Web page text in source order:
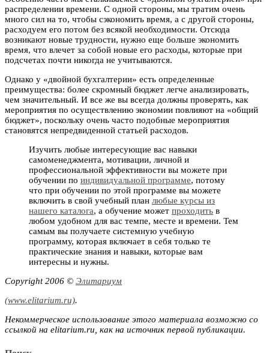
распределении времени. С одной стороны, мы тратим очень
много сил на то, чтобы сэкономить время, а с другой стороны,
расходуем его потом без всякой необходимости. Отсюда
возникают новые трудности, нужно еще больше экономить
время, что влечет за собой новые его расходы, которые при
подсчетах почти никогда не учитываются.
Однако у «двойной бухгалтерии» есть определенные
преимущества: более скромный бюджет легче анализировать,
чем значительный. И все же вы всегда должны проверять, как
мероприятия по осуществлению экономии повлияют на «общий
бюджет», поскольку очень часто подобные мероприятия
становятся непредвиденной статьей расходов.
Изучить любые интересующие вас навыки
самоменеджмента, мотивации, личной и
профессиональной эффективности вы можете при
обучении по индивидуальной программе, потому
что при обучении по этой программе вы можете
включить в свой учебный план любые курсы из
нашего каталога, а обучение может проходить в
любом удобном для вас темпе, месте и времени. Тем
самым вы получаете системную учебную
программу, которая включает в себя только те
практические знания и навыки, которые вам
интересны и нужны.
Copyright 2006 © Элитариум
(www.elitarium.ru).
Некоммерческое использование этого материала возможно со
ссылкой на elitarium.ru, как на источник первой публикации.